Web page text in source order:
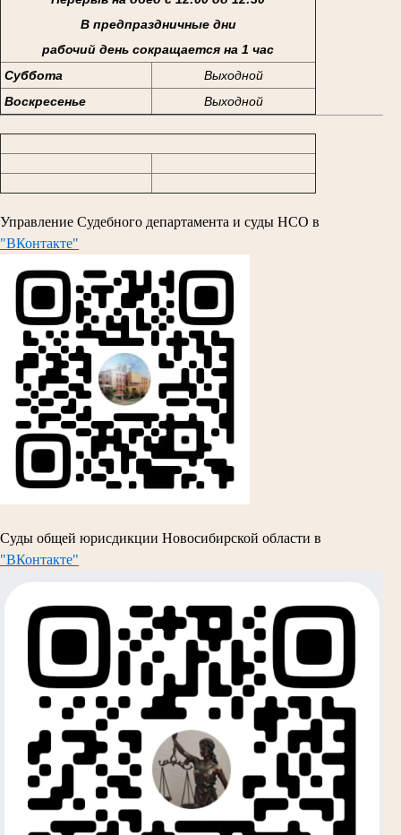
В предпраздничные дни
рабочий день сокращается на 1 час
Суббота
Выходной
Воскресенье
Выходной
Управление Судебного департамента и суды НСО в
"ВКонтакте"
Суды общей юрисдикции Новосибирской области в
"ВКонтакте"